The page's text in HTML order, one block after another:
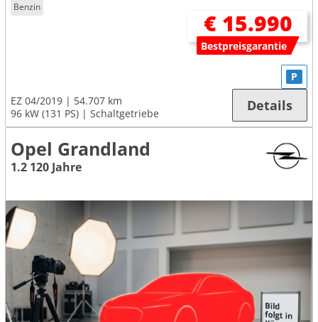
Benzin
€ 15.990
Bestpreisgarantie
EZ 04/2019
54.707 km
96 kW (131 PS)
Schaltgetriebe
P
Details
Opel Grandland
1.2 120 Jahre